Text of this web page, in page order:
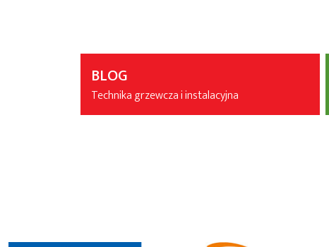
BLOG
Technika grzewcza i instalacyjna